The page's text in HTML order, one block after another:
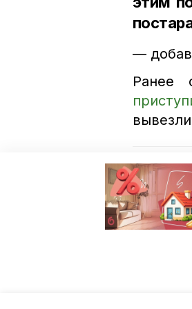
—
Ранее
Читайте
Около
прямая